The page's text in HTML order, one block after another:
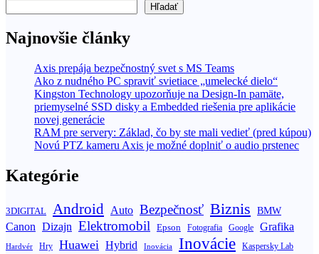
Hľadať
Najnovšie články
Axis prepája bezpečnostný svet s MS Teams
Ako z nudného PC spraviť svietiace „umelecké dielo“
Kingston Technology upozorňuje na Design-In pamäte,
priemyselné SSD disky a Embedded riešenia pre aplikácie
novej generácie
RAM pre servery: Základ, čo by ste mali vedieť (pred kúpou)
Novú PTZ kameru Axis je možné doplniť o audio prstenec
Kategórie
3DIGITAL Android Auto Bezpečnosť Biznis BMW
Canon Dizajn Elektromobil Epson Fotografia Google Grafika
Hardvér Hry Huawei Hybrid Inovácia Inovácie Kaspersky Lab